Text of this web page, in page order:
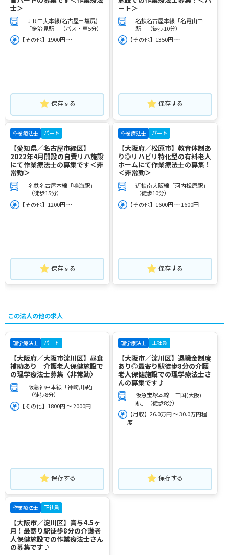
士＞
ＪＲ中央本線(名古屋－塩尻)
「多治見駅」（バス・車5分）
【その他】1900円 ～
保存する
ート＞
名鉄名古屋本線「名電山中
駅」（徒歩10分）
【その他】1350円 ～
保存する
作業療法士 パート
【愛知県／名古屋市緑区】
2022年4月開設の自費リハ施設
にて作業療法士の募集です＜非
常勤＞
名鉄名古屋本線「鳴海駅」
（徒歩15分）
【その他】1200円 ～
保存する
作業療法士 パート
【大阪府／松原市】教育体制あ
り◎リハビリ特化型の有料老人
ホームにて作業療法士の募集！
＜非常勤＞
近鉄南大阪線「河内松原駅」
（徒歩10分）
【その他】1600円 ～ 1600円
保存する
この法人の他の求人
理学療法士 パート
【大阪府／大阪市淀川区】昼食
補助あり 介護老人保健施設で
の理学療法士募集〈非常勤〉
阪急神戸本線「神崎川駅」
（徒歩8分）
【その他】1800円 ～ 2000円
保存する
理学療法士 正社員
【大阪市／淀川区】退職金制度
あり◎最寄り駅徒歩8分の介護
老人保健施設での理学療法士さ
んの募集です♪
阪急宝塚本線「三国(大阪)
駅」（徒歩8分）
【月収】26.0万円 ～ 30.0万円程
度
保存する
作業療法士 正社員
【大阪市／淀川区】賞与4.5ヶ
月！最寄り駅徒歩8分の介護老
人保健施設での作業療法士さん
の募集です♪